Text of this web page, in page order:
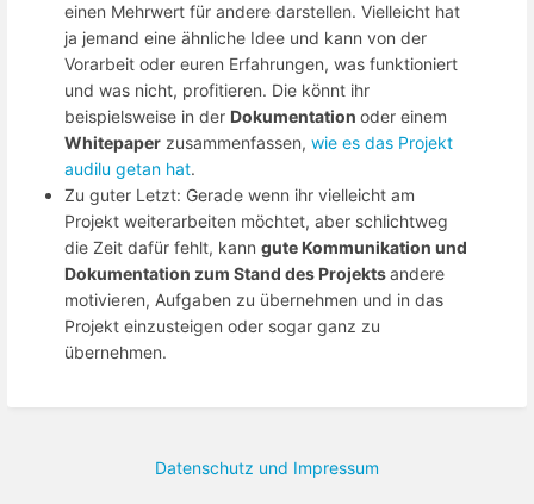
einen Mehrwert für andere darstellen. Vielleicht hat
ja jemand eine ähnliche Idee und kann von der
Vorarbeit oder euren Erfahrungen, was funktioniert
und was nicht, profitieren. Die könnt ihr
beispielsweise in der Dokumentation oder einem
Whitepaper zusammenfassen, wie es das Projekt
audilu getan hat.
Zu guter Letzt: Gerade wenn ihr vielleicht am
Projekt weiterarbeiten möchtet, aber schlichtweg
die Zeit dafür fehlt, kann gute Kommunikation und
Dokumentation zum Stand des Projektsandere
motivieren, Aufgaben zu übernehmen und in das
Projekt einzusteigen oder sogar ganz zu
übernehmen.
Datenschutz und Impressum